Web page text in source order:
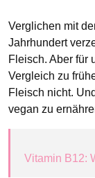
Verglichen mit
Jahrhundert
Fleisch. Aber für
Vergleich zu
Fleisch nicht.
vegan zu
Vitamin B12: